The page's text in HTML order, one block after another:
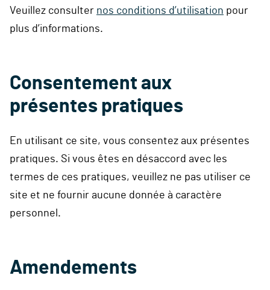
Veuillez consulter nos conditions d’utilisation pour
plus d’informations.
Consentement aux
présentes pratiques
En utilisant ce site, vous consentez aux présentes
pratiques. Si vous êtes en désaccord avec les
termes de ces pratiques, veuillez ne pas utiliser ce
site et ne fournir aucune donnée à caractère
personnel.
Amendements